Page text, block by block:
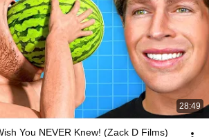
28:49
You NEVER Knew! (Zack D Films)